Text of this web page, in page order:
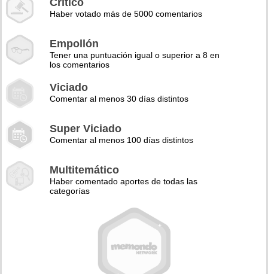
Crítico
Haber votado más de 5000 comentarios
Empollón
Tener una puntuación igual o superior a 8 en
los comentarios
Viciado
Comentar al menos 30 días distintos
Super Viciado
Comentar al menos 100 días distintos
Multitemático
Haber comentado aportes de todas las
categorías